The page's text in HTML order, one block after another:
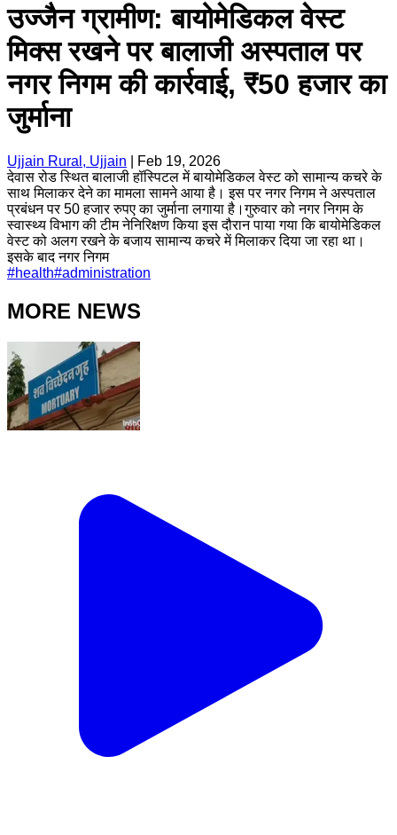
उज्जैन ग्रामीण: बायोमेडिकल वेस्ट
मिक्स रखने पर बालाजी अस्पताल पर
नगर निगम की कार्रवाई, ₹50 हजार का
जुर्माना
Ujjain Rural, Ujjain
Feb 19, 2026
देवास रोड स्थित बालाजी हॉस्पिटल में बायोमेडिकल वेस्ट को सामान्य कचरे के
साथ मिलाकर देने का मामला सामने आया है। इस पर नगर निगम ने अस्पताल
प्रबंधन पर 50 हजार रुपए का जुर्माना लगाया है।गुरुवार को नगर निगम के
स्वास्थ्य विभाग की टीम नेनिरिक्षण किया इस दौरान पाया गया कि बायोमेडिकल
वेस्ट को अलग रखने के बजाय सामान्य कचरे में मिलाकर दिया जा रहा था।
इसके बाद नगर निगम
#health#administration
MORE NEWS